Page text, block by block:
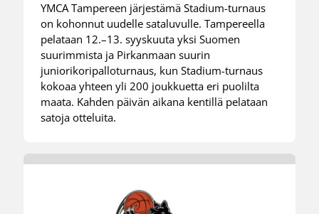
YMCA Tampereen järjestämä Stadium-turnaus
on kohonnut uudelle sataluvulle. Tampereella
pelataan 12.–13. syyskuuta yksi Suomen
suurimmista ja Pirkanmaan suurin
juniorikoripalloturnaus, kun Stadium-turnaus
kokoaa yhteen yli 200 joukkuetta eri puolilta
maata. Kahden päivän aikana kentillä pelataan
satoja otteluita.